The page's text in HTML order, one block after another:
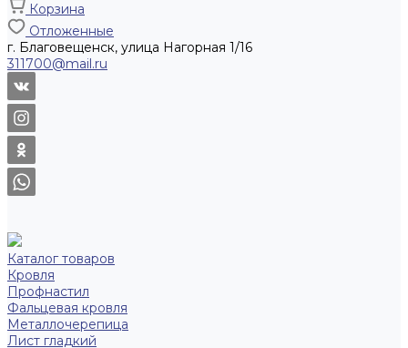
Корзина
Отложенные
г. Благовещенск, улица Нагорная 1/16
311700@mail.ru
Каталог товаров
Кровля
Профнастил
Фальцевая кровля
Металлочерепица
Лист гладкий